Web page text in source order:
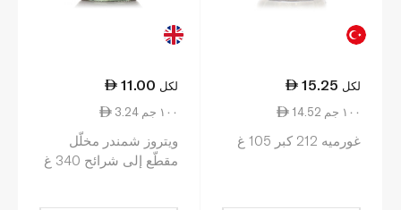
15.25 لكل
14.52 ١٠٠ جم
غورميه 212 كبر 105 غ
11.00 لكل
3.24 ١٠٠ جم
ويتروز شمندر مخلّل
مقطّع إلى شرائح 340 غ